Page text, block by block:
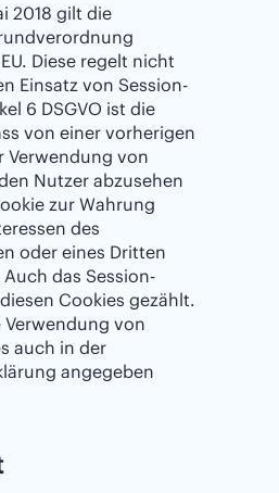
2018 gilt die
Diese regelt nicht
Einsatz von Session-
6 DSGVO ist die
von einer vorherigen
Verwendung von
Nutzer abzusehen
zur Wahrung
des
oder eines Dritten
das Session-
Cookies gezählt.
Verwendung von
auch in der
angegeben